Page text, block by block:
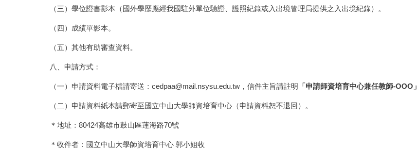
（三）學位證書影本（國外學歷應經我國駐外單位驗證、護照紀錄或入出境管理局提供之入出境紀錄）。
（四）成績單影本。
（五）其他有助審查資料。
八、申請方式：
（一）申請資料電子檔請寄送： cedpaa@mail.nsysu.edu.tw ，信件主旨請註明 「申請師資培育中心兼任教師-OOO
（二）申請資料紙本請郵寄至國立中山大學師資培育中心（申請資料恕不退回）。
＊地址：80424高雄市鼓山區蓮海路70號
＊收件者：國立中山大學師資培育中心 郭小姐收